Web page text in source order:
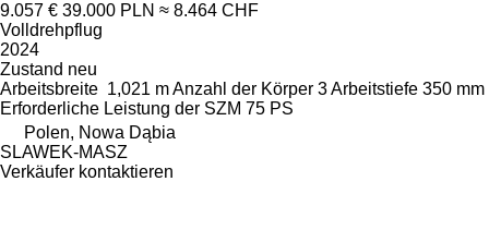
9.057 € 39.000 PLN ≈ 8.464 CHF
Volldrehpflug
2024
Zustand neu
Arbeitsbreite 1,021 mAnzahl der Körper 3Arbeitstiefe 350 mm
Erforderliche Leistung der SZM 75 PS
Polen, Nowa Dąbia
SLAWEK-MASZ
Verkäufer kontaktieren